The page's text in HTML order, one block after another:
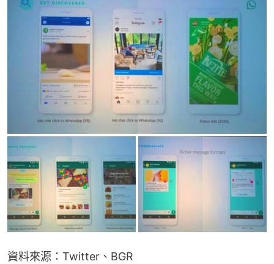
資料來源：Twitter、BGR